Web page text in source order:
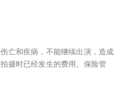
亡和疾病，不能继续出演，造成
摄时已经发生的费用。保险管